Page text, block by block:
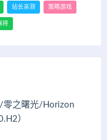
站长亲测 策略游戏
将
零之曙光/Horizon
）